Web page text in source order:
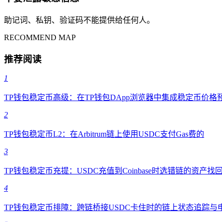
助记词、私钥、验证码不能提供给任何人。
RECOMMEND MAP
推荐阅读
1
TP钱包稳定币高级：在TP钱包DApp浏览器中集成稳定币价格
2
TP钱包稳定币L2：在Arbitrum链上使用USDC支付Gas费的
3
TP钱包稳定币充提：USDC充值到Coinbase时选错链的资产找回
4
TP钱包稳定币排障：跨链桥接USDC卡住时的链上状态追踪与